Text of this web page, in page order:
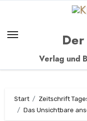
springen
Verlag und
Start Zeitschrift
Das Unsichtbare